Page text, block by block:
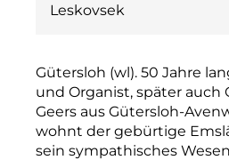
Leskovsek
Gütersloh (wl). 50 Jahre
und Organist, später auch
Geers aus Gütersloh-
wohnt der gebürtige
sein sympathisches